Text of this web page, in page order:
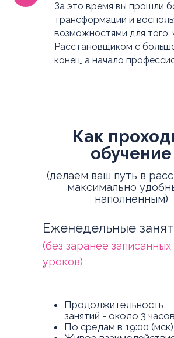
За это время вы прошли
трансформации и
возможностями для того,
Расстановщиком с
конец, а начало
Как
обучение
(делаем ваш путь в
максимально
наполненным)
Еженедельные
(без заранее записанных
уроков)
Продолжительность
занятий - около 3 часов
По средам в 19:00 (мск)